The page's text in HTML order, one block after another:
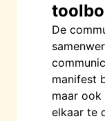
De
manifest
maar
elkaar te